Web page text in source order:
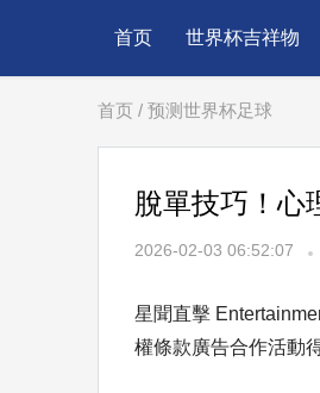
首页 世界杯吉祥物
首页 / 预测世界杯足球
脫單技巧！心
2026-02-03 06:52:07
星聞直擊
權條款廣告合作活動